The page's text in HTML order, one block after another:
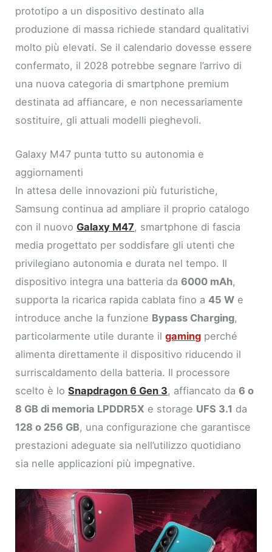
prototipo a un dispositivo destinato alla
produzione di massa richiede standard qualitativi
molto più elevati. Se il calendario dovesse essere
confermato, il 2028 potrebbe segnare l’arrivo di
una nuova categoria di smartphone premium
destinata ad affiancare, e non necessariamente
sostituire, gli attuali modelli pieghevoli.
Galaxy M47 punta tutto su autonomia e
aggiornamenti
In attesa delle innovazioni più futuristiche,
Samsung continua ad ampliare il proprio catalogo
con il nuovoGalaxy M47, smartphone di fascia
media progettato per soddisfare gli utenti che
privilegiano autonomia e durata nel tempo. Il
dispositivo integra una batteria da6000 mAh,
supporta la ricarica rapida cablata fino a45 W e
introduce anche la funzione Bypass Charging,
particolarmente utile durante ilgaming perché
alimenta direttamente il dispositivo riducendo il
surriscaldamento della batteria. Il processore
scelto è loSnapdragon 6 Gen 3, affiancato da6 o
8 GB di memoria LPDDR5X e storage UFS 3.1 da
128 o 256 GB, una configurazione che garantisce
prestazioni adeguate sia nell’utilizzo quotidiano
sia nelle applicazioni più impegnative.